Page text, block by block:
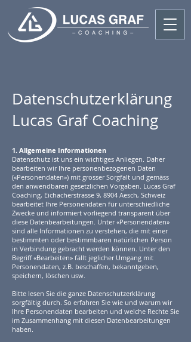
Datenschutzerklärung
Lucas Graf Coaching
1. Allgemeine Informationen
Datenschutz ist uns ein wichtiges Anliegen. Daher
bearbeiten wir Ihre personenbezogenen Daten
(«Personendaten») mit grosser Sorgfalt und gemäss
den anwendbaren gesetzlichen Vorgaben. Lucas Graf
Coaching, Eichacherstrasse 9, 8904 Aesch, Schweiz
bearbeitet Ihre Personendaten für unterschiedliche
Zwecke und informiert vorliegend transparent über
diese Datenbearbeitungen. Unter «Personendaten»
sind alle Informationen zu verstehen, die mit einer
bestimmten oder bestimmbaren natürlichen Person
in Verbindung gebracht werden können. Unter den
Begriff «Bearbeiten» fällt jeglicher Umgang mit
Personendaten, z.B. beschaffen, bekanntgeben,
speichern, löschen usw.
Bitte lesen Sie die ganze Datenschutzerklärung
sorgfältig durch. So erfahren Sie wie und warum wir
Ihre Personendaten bearbeiten und welche Rechte Sie
im Zusammenhang mit diesen Datenbearbeitungen
haben.